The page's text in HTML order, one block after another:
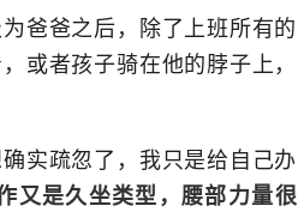
爸爸之后，除了上班所有的
或者孩子骑在他的脖子上，
实疏忽了，我只是给自己办
又是久坐类型，腰部力量很